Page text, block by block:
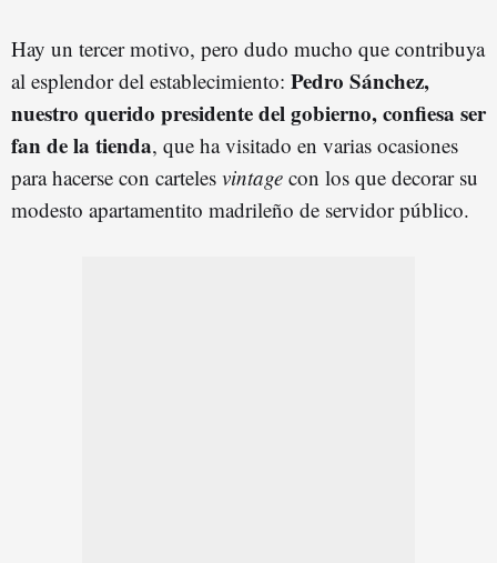
Hay un tercer motivo, pero dudo mucho que contribuya
al esplendor del establecimiento: Pedro Sánchez,
nuestro querido presidente del gobierno, confiesa ser
fan de la tienda, que ha visitado en varias ocasiones
para hacerse con carteles vintage con los que decorar su
modesto apartamentito madrileño de servidor público.